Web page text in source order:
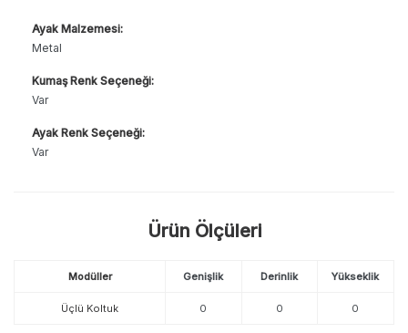
Ayak Malzemesi:
Metal
Kumaş Renk Seçeneği:
Var
Ayak Renk Seçeneği:
Var
Ürün Ölçüleri
Modüller Genişlik Derinlik Yükseklik
Üçlü Koltuk 0 0 0